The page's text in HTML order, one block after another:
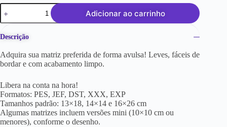
Adicionar ao carrinho
Descrição
Adquira sua matriz preferida de forma avulsa! Leves, fáceis de
bordar e com acabamento limpo.
Libera na conta na hora!
Formatos: PES, JEF, DST, XXX, EXP
Tamanhos padrão: 13×18, 14×14 e 16×26 cm
Algumas matrizes incluem versões mini (10×10 cm ou
menores), conforme o desenho.